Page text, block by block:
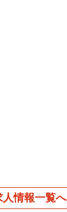
人情報一覧へ